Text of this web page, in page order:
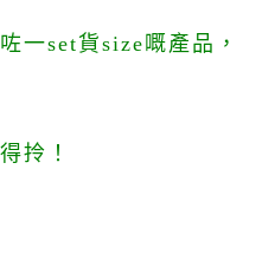
一set貨size嘅產品，
拎！